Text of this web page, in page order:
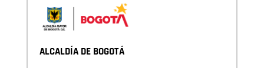
ALCALDÍA DE BOGOTÁ